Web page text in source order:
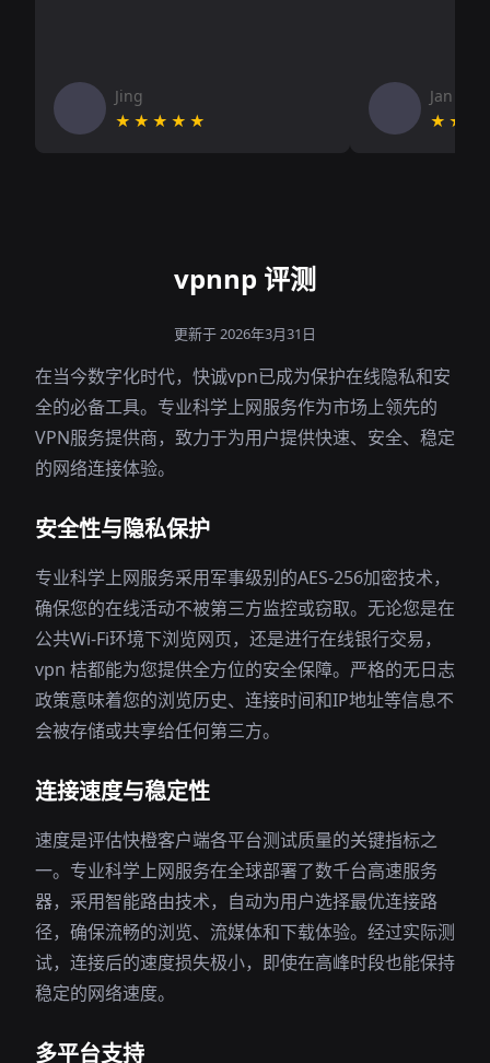
Jing
★★★★★
Jan V
vpnnp 评测
更新于 2026年3月31日
在当今数字化时代，快诚vpn已成为保护在线隐私和安
全的必备工具。专业科学上网服务作为市场上领先的
VPN服务提供商，致力于为用户提供快速、安全、稳定
的网络连接体验。
安全性与隐私保护
专业科学上网服务采用军事级别的AES-256加密技术，
确保您的在线活动不被第三方监控或窃取。无论您是在
公共Wi-Fi环境下浏览网页，还是进行在线银行交易，
vpn 桔都能为您提供全方位的安全保障。严格的无日志
政策意味着您的浏览历史、连接时间和IP地址等信息不
会被存储或共享给任何第三方。
连接速度与稳定性
速度是评估快橙客户端各平台测试质量的关键指标之
一。专业科学上网服务在全球部署了数千台高速服务
器，采用智能路由技术，自动为用户选择最优连接路
径，确保流畅的浏览、流媒体和下载体验。经过实际测
试，连接后的速度损失极小，即使在高峰时段也能保持
稳定的网络速度。
多平台支持